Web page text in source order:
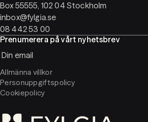
Box 55555, 102 04 Stockholm
inbox@fylgia.se
08 442 53 00
Prenumerera på vårt nyhetsbrev
Allmänna villkor
Personuppgiftspolicy
Cookiepolicy